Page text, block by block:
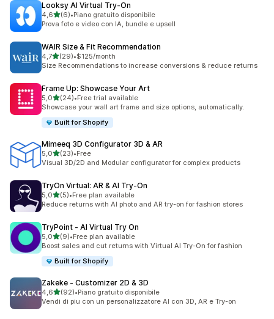
Looksy AI Virtual Try‑On
4,6stelle su 5
(6)
6 recensioni totali
•Piano gratuito disponibile
Prova foto e video con IA, bundle e upsell
WAIR Size & Fit Recommendation
4,7stelle su 5
(29)
29 recensioni totali
•$125/month
Size Recommendations to increase conversions & reduce returns
Frame Up: Showcase Your Art
5,0stelle su 5
(24)
24 recensioni totali
•Free trial available
Showcase your wall art frame and size options, automatically.
Built for Shopify
Mimeeq 3D Configurator 3D & AR
5,0stelle su 5
(23)
23 recensioni totali
•Free
Visual 3D/2D and Modular configurator for complex products
TryOn Virtual: AR & AI Try‑On
5,0stelle su 5
(5)
5 recensioni totali
•Free plan available
Reduce returns with AI photo and AR try-on for fashion stores
TryPoint ‑ AI Virtual Try On
5,0stelle su 5
(9)
9 recensioni totali
•Free plan available
Boost sales and cut returns with Virtual AI Try-On for fashion
Built for Shopify
Zakeke ‑ Customizer 2D & 3D
4,6stelle su 5
(92)
92 recensioni totali
•Piano gratuito disponibile
Vendi di piu con un personalizzatore AI con 3D, AR e Try-on